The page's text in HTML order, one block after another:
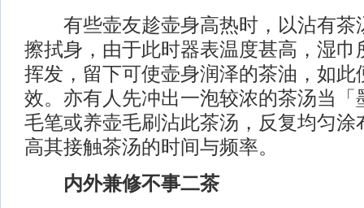
有些壶友趁壶身高热时，以沾有茶
擦拭身，由于此时器表温度甚高，湿巾
挥发，留下可使壶身润泽的茶油，如此
效。亦有人先冲出一泡较浓的茶汤当「
毛笔或养壶毛刷沾此茶汤，反复均匀涂
高其接触茶汤的时间与频率。
内外兼修不事二茶